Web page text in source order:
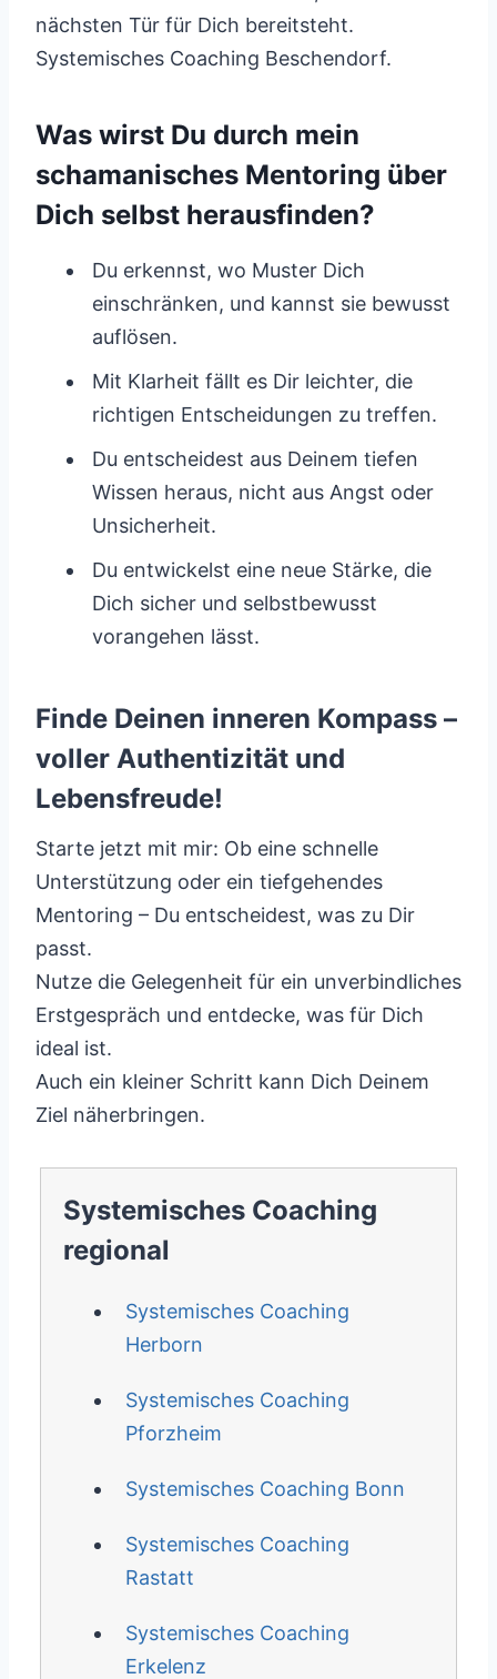
nächsten Tür für Dich bereitsteht.
Systemisches Coaching Beschendorf.
Was wirst Du durch mein
schamanisches Mentoring über
Dich selbst herausfinden?
Du erkennst, wo Muster Dich
einschränken, und kannst sie bewusst
auflösen.
Mit Klarheit fällt es Dir leichter, die
richtigen Entscheidungen zu treffen.
Du entscheidest aus Deinem tiefen
Wissen heraus, nicht aus Angst oder
Unsicherheit.
Du entwickelst eine neue Stärke, die
Dich sicher und selbstbewusst
vorangehen lässt.
Finde Deinen inneren Kompass –
voller Authentizität und
Lebensfreude!
Starte jetzt mit mir: Ob eine schnelle
Unterstützung oder ein tiefgehendes
Mentoring – Du entscheidest, was zu Dir
passt.
Nutze die Gelegenheit für ein unverbindliches
Erstgespräch und entdecke, was für Dich
ideal ist.
Auch ein kleiner Schritt kann Dich Deinem
Ziel näherbringen.
Systemisches Coaching
regional
Systemisches Coaching
Herborn
Systemisches Coaching
Pforzheim
Systemisches Coaching Bonn
Systemisches Coaching
Rastatt
Systemisches Coaching
Erkelenz